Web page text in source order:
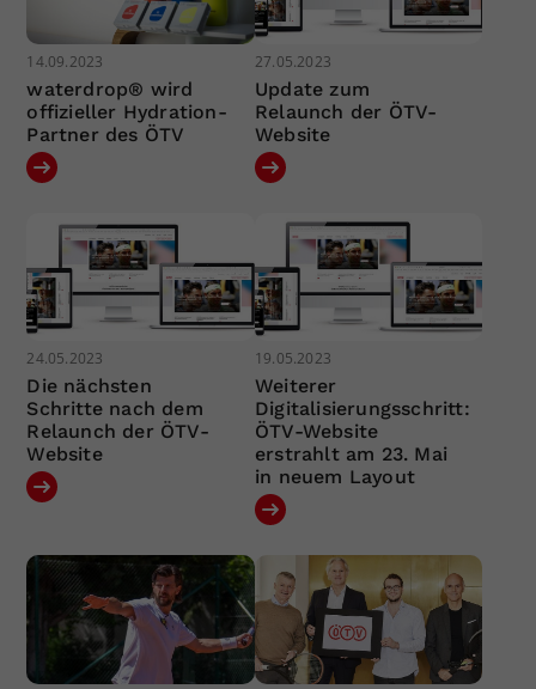
14.09.2023
waterdrop® wird
offizieller Hydration-
Partner des ÖTV
27.05.2023
Update zum
Relaunch der ÖTV-
Website
24.05.2023
Die nächsten
Schritte nach dem
Relaunch der ÖTV-
Website
19.05.2023
Weiterer
Digitalisierungsschritt:
ÖTV-Website
erstrahlt am 23. Mai
in neuem Layout